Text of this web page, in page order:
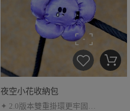
夜空小花收納包
✦ 2.0版本雙重掛環更牢固